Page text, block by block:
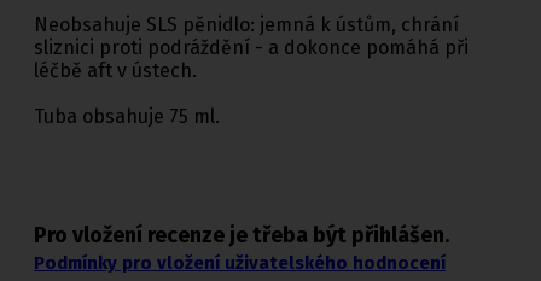
Neobsahuje SLS pěnidlo: jemná k ústům, chrání
sliznici proti podráždění - a dokonce pomáhá při
léčbě aft v ústech.
Tuba obsahuje 75 ml.
Pro vložení recenze je třeba být přihlášen.
Podmínky pro vložení uživatelského hodnocení